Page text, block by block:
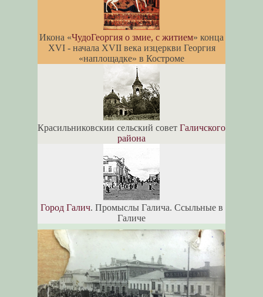
Икона «ЧудоГеоргия о змие, с житием» конца
XVI - начала XVII века изцеркви Георгия
«наплощадке» в Костроме
Красильниковскии сельский совет Галичского
района
Город Галич. Промыслы Галича. Ссыльные в
Галиче